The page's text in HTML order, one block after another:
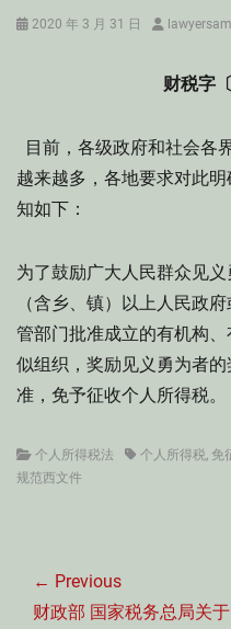
Posted
2020 年 3 月 31 日 Authorlawyersam
财税字
目前，各级政府和社会各
越来越多，各地要求对此
知如下：
为了鼓励广大人民群众见
（含乡、镇）以上人民政
管部门批准成立的有机构
似组织，奖励见义勇为者
准，免予征收个人所得税。
Categories
个人所得税法 Tags个人所得税, 免
规范西文件
章
导
← Previous
Previous
财政部 国家税务总局关于